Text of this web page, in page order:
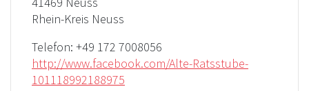
Rhein-Kreis Neuss
Telefon: +49 172 7008056
http://www.facebook.com/Alte-Ratsstube-
101118992188975